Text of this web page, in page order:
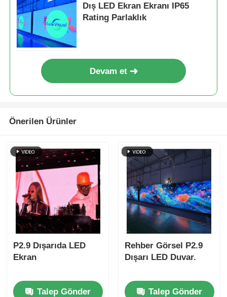
Dış LED Ekran Ekranı IP65
Rating Parlaklık
Devam et
Önerilen Ürünler
P2.9 Dışarıda LED
Ekran
Talep Gönder
Rehber Görsel P2.9
Dışarı LED Duvar.
Talep Gönder